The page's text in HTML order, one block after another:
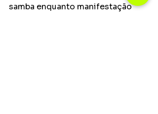
samba enquanto manifestação